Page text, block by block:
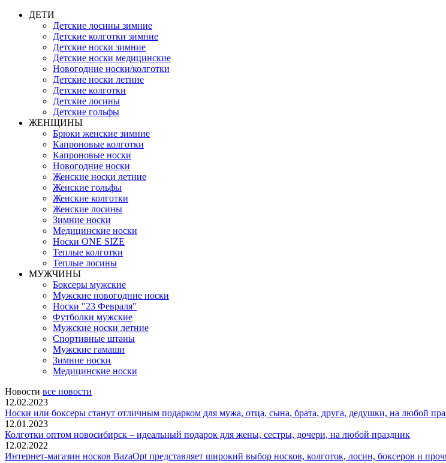
ДЕТИ
Детские лосины зимние
Детские колготки зимние
Детские носки зимние
Детские носки медицинские
Новогодние носки/колготки
Детские носки летние
Детские колготки
Детские лосины
Детские гольфы
ЖЕНЩИНЫ
Брюки женские зимние
Капроновые колготки
Капроновые носки
Новогодние носки
Женские носки летние
Женские гольфы
Женские колготки
Женские лосины
Зимние носки
Медицинские носки
Носки ONE SIZE
Теплые колготки
Теплые лосины
МУЖЧИНЫ
Боксеры мужские
Мужские новогодние носки
Носки "23 Февраля"
Футболки мужские
Мужские носки летние
Спортивные штаны
Мужские гамаши
Зимние носки
Медицинские носки
Новости все новости
12.02.2023
Носки или боксеры станут отличным подарком для мужа, отца, сына, брата, друга, дедушки, на любой
12.01.2023
Колготки оптом новосибирск – идеальный подарок для жены, сестры, дочери, на любой праздник
12.02.2022
Интернет-магазин носков BazaOpt представляет широкий выбор носков, колготок, лосин, боксеров и